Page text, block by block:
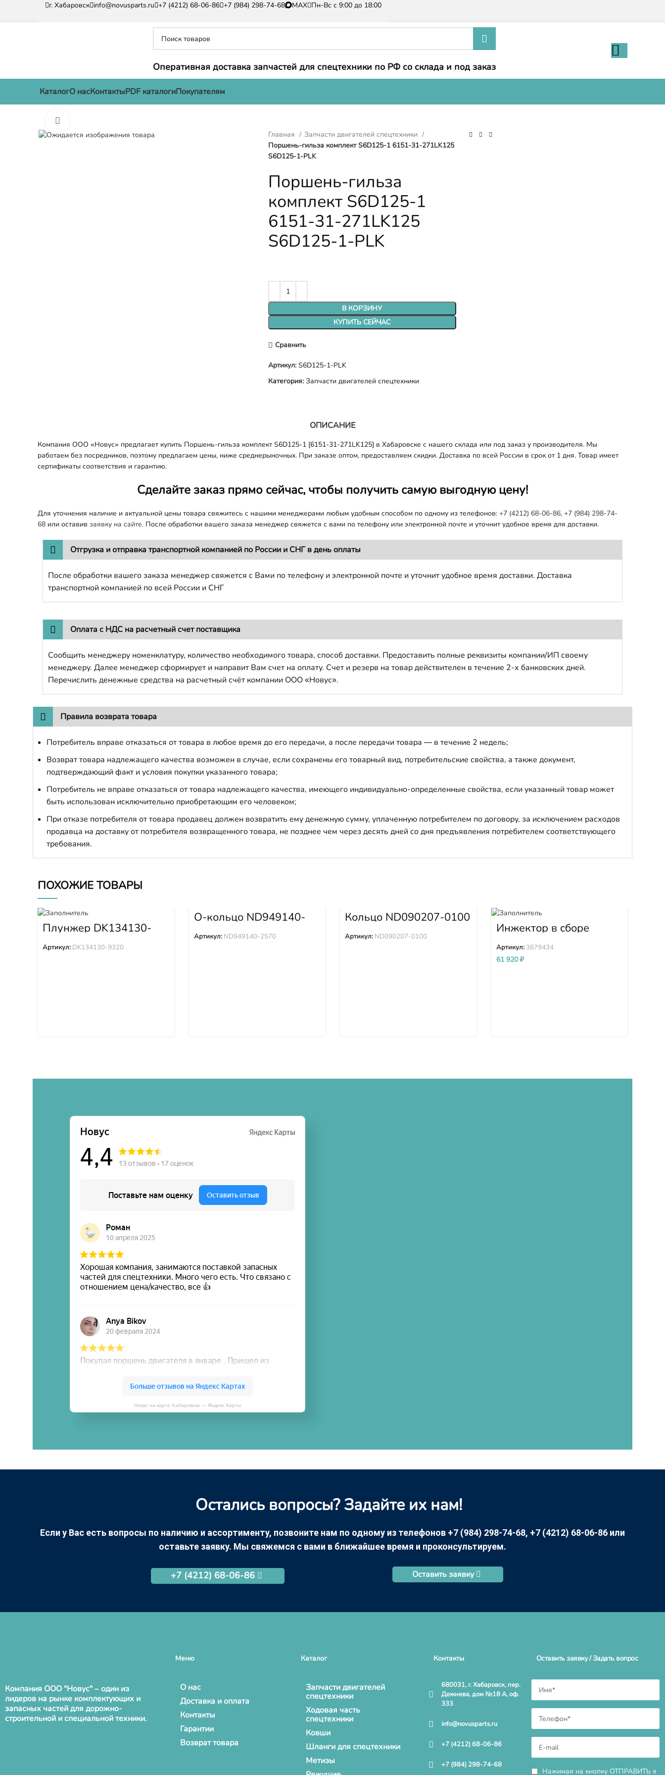
г. Хабаровск info@novusparts.ru +7 (4212) 68-06-86 +7 (984) 298-74-68 MAX Пн-Вс с 9:00 до 18:00
Оперативная доставка запчастей для спецтехники по РФ со склада и под заказ
КаталогО насКонтактыPDF каталогиПокупателям
Главная
Запчасти двигателей спецтехники
Поршень-гильза комплект S6D125-1 6151-31-271LK125
S6D125-1-PLK
Поршень-гильза
комплект S6D125-1
6151-31-271LK125
S6D125-1-PLK
В КОРЗИНУ
КУПИТЬ СЕЙЧАС
Сравнить
Артикул:S6D125-1-PLK
Категория: Запчасти двигателей спецтехники
ОПИСАНИЕ
Компания ООО «Новус» предлагает купить Поршень-гильза комплект S6D125-1 [6151-31-271LK125] в Хабаровске с нашего склада или под заказ у производителя. Мы
работаем без посредников, поэтому предлагаем цены, ниже среднерыночных. При заказе оптом, предоставляем скидки. Доставка по всей России в срок от 1 дня. Товар имеет
сертификаты соответствия и гарантию.
Сделайте заказ прямо сейчас, чтобы получить самую выгодную цену!
Для уточнения наличие и актуальной цены товара свяжитесь с нашими менеджерами любым удобным способом по одному из телефонов: +7 (4212) 68-06-86, +7 (984) 298-74-
68 или оставив заявку на сайте. После обработки вашего заказа менеджер свяжется с вами по телефону или электронной почте и уточнит удобное время для доставки.
Отгрузка и отправка транспортной компанией по России и СНГ в день оплаты
После обработки вашего заказа менеджер свяжется с Вами по телефону и электронной почте и уточнит удобное время доставки. Доставка
транспортной компанией по всей России и СНГ
Оплата с НДС на расчетный счет поставщика
Сообщить менеджеру номенклатуру, количество необходимого товара, способ доставки. Предоставить полные реквизиты компании/ИП своему
менеджеру. Далее менеджер сформирует и направит Вам счет на оплату. Счет и резерв на товар действителен в течение 2-х банковских дней.
Перечислить денежные средства на расчетный счёт компании ООО «Новус».
Правила возврата товара
Потребитель вправе отказаться от товара в любое время до его передачи, а после передачи товара — в течение 2 недель;
Возврат товара надлежащего качества возможен в случае, если сохранены его товарный вид, потребительские свойства, а также документ,
подтверждающий факт и условия покупки указанного товара;
Потребитель не вправе отказаться от товара надлежащего качества, имеющего индивидуально-определенные свойства, если указанный товар может
быть использован исключительно приобретающим его человеком;
При отказе потребителя от товара продавец должен возвратить ему денежную сумму, уплаченную потребителем по договору, за исключением расходов
продавца на доставку от потребителя возвращенного товара, не позднее чем через десять дней со дня предъявления потребителем соответствующего
требования.
ПОХОЖИЕ ТОВАРЫ
Плунжер DK134130-
9320
Артикул: DK134130-9320
О-кольцо ND949140-
2570
Артикул: ND949140-2570
Кольцо ND090207-0100
Артикул: ND090207-0100
Инжектор в сборе
3879434
Артикул: 3879434
61 920₽
Новус на карте Хабаровска — Яндекс Карты
Остались вопросы? Задайте их нам!
Если у Вас есть вопросы по наличию и ассортименту, позвоните нам по одному из телефонов +7 (984) 298-74-68, +7 (4212) 68-06-86 или
оставьте заявку. Мы свяжемся с вами в ближайшее время и проконсультируем.
+7 (4212) 68-06-86 Оставить заявку
Компания ООО "Новус" – один из
лидеров на рынке комплектующих и
запасных частей для дорожно-
строительной и специальной техники.
Меню
О нас
Доставка и оплата
Контакты
Гарантии
Возврат товара
Каталог
Запчасти двигателей
спецтехники
Ходовая часть
спецтехники
Ковши
Шланги для спецтехники
Метизы
Контакты
680031, г. Хабаровск, пер.
Дежнева, дом №18 А, оф.
333
info@novusparts.ru
+7 (4212) 68-06-86
+7 (984) 298-74-68
Оставить заявку / Задать вопрос
Нажимая на кнопку ОТПРАВИТЬ я